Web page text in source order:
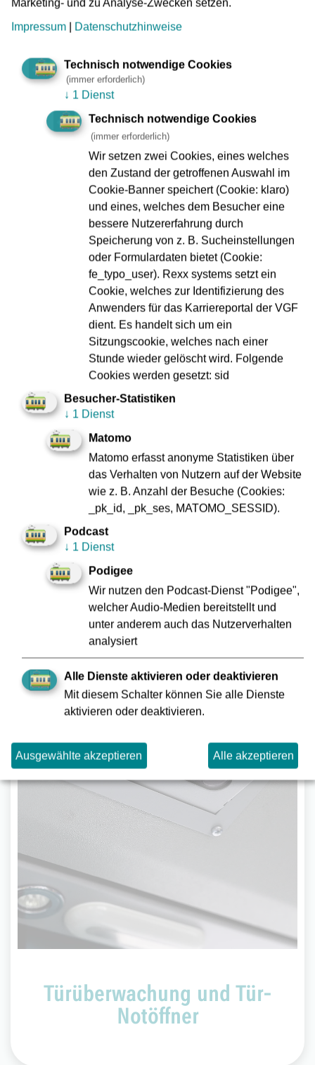
Fahrerruf
Notfälle ohne Lebensgefahr melden Sie über den
Fahrerruf. Er ist im Türbereich der U- und
Straßenbahnen angebracht und ist Ihr direkter
Kontakt zum Fahrpersonal.
Türüberwachung und Tür-
Notöffner
Türüberwachung und Tür-
Notöffner
Einklemmschutz und Lichtschranken prüfen auf
Zuges erfolgt nur mit geschlossenen Türen. Im
Notfall können die Türen per Hand geöffnet
werden, sobald der Zug steht.
Marketing- und zu Analyse-Zwecken setzen.
Impressum | Datenschutzhinweise
Technisch notwendige Cookies
(immer erforderlich)
↓ 1 Dienst
Technisch notwendige Cookies
(immer erforderlich)
Wir setzen zwei Cookies, eines welches
den Zustand der getroffenen Auswahl im
Cookie-Banner speichert (Cookie: klaro)
und eines, welches dem Besucher eine
bessere Nutzererfahrung durch
Speicherung von z. B. Sucheinstellungen
oder Formulardaten bietet (Cookie:
fe_typo_user). Rexx systems setzt ein
Cookie, welches zur Identifizierung des
Anwenders für das Karriereportal der VGF
dient. Es handelt sich um ein
Sitzungscookie, welches nach einer
Stunde wieder gelöscht wird. Folgende
Cookies werden gesetzt: sid
Besucher-Statistiken
↓ 1 Dienst
Matomo
Matomo erfasst anonyme Statistiken über
das Verhalten von Nutzern auf der Website
wie z. B. Anzahl der Besuche (Cookies:
_pk_id, _pk_ses, MATOMO_SESSID).
Podcast
↓ 1 Dienst
Podigee
Wir nutzen den Podcast-Dienst "Podigee",
welcher Audio-Medien bereitstellt und
unter anderem auch das Nutzerverhalten
analysiert
Alle Dienste aktivieren oder deaktivieren
Mit diesem Schalter können Sie alle Dienste
aktivieren oder deaktivieren.
Ausgewählte akzeptieren Alle akzeptieren